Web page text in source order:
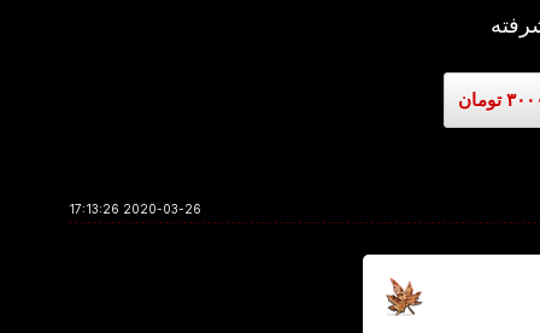
2020-03-26 17:13:26